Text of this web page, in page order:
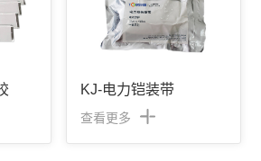
KJ-电力铠装带
查看更多